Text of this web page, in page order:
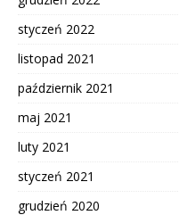
styczeń 2022
listopad 2021
październik 2021
maj 2021
luty 2021
styczeń 2021
grudzień 2020